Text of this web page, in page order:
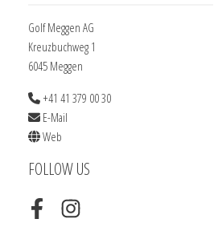
Golf Meggen AG
Kreuzbuchweg 1
6045 Meggen
+41 41 379 00 30
E-Mail
Web
FOLLOW US
FacebookInstagram